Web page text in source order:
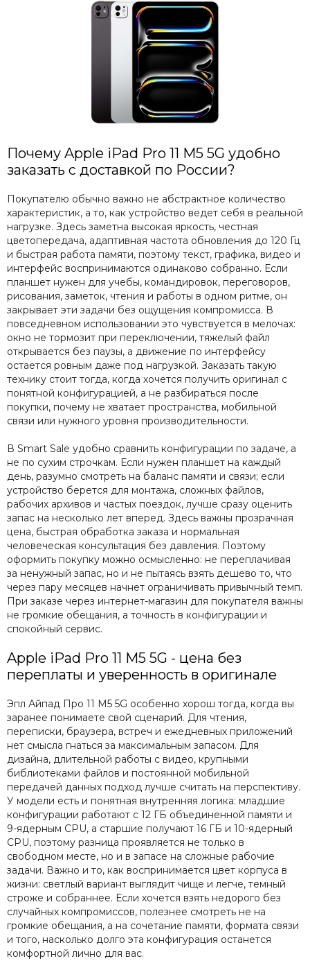
Почему Apple iPad Pro 11 M5 5G удобно
заказать с доставкой по России?
Покупателю обычно важно не абстрактное количество
характеристик, а то, как устройство ведет себя в реальной
нагрузке. Здесь заметна высокая яркость, честная
цветопередача, адаптивная частота обновления до 120 Гц
и быстрая работа памяти, поэтому текст, графика, видео и
интерфейс воспринимаются одинаково собранно. Если
планшет нужен для учебы, командировок, переговоров,
рисования, заметок, чтения и работы в одном ритме, он
закрывает эти задачи без ощущения компромисса. В
повседневном использовании это чувствуется в мелочах:
окно не тормозит при переключении, тяжелый файл
открывается без паузы, а движение по интерфейсу
остается ровным даже под нагрузкой. Заказать такую
технику стоит тогда, когда хочется получить оригинал с
понятной конфигурацией, а не разбираться после
покупки, почему не хватает пространства, мобильной
связи или нужного уровня производительности.
В Smart Sale удобно сравнить конфигурации по задаче, а
не по сухим строчкам. Если нужен планшет на каждый
день, разумно смотреть на баланс памяти и связи; если
устройство берется для монтажа, сложных файлов,
рабочих архивов и частых поездок, лучше сразу оценить
запас на несколько лет вперед. Здесь важны прозрачная
цена, быстрая обработка заказа и нормальная
человеческая консультация без давления. Поэтому
оформить покупку можно осмысленно: не переплачивая
за ненужный запас, но и не пытаясь взять дешево то, что
через пару месяцев начнет ограничивать привычный темп.
При заказе через интернет-магазин для покупателя важны
не громкие обещания, а точность в конфигурации и
спокойный сервис.
Apple iPad Pro 11 M5 5G - цена без
переплаты и уверенность в оригинале
Эпл Айпад Про 11 M5 5G особенно хорош тогда, когда вы
заранее понимаете свой сценарий. Для чтения,
переписки, браузера, встреч и ежедневных приложений
нет смысла гнаться за максимальным запасом. Для
дизайна, длительной работы с видео, крупными
библиотеками файлов и постоянной мобильной
передачей данных подход лучше считать на перспективу.
У модели есть и понятная внутренняя логика: младшие
конфигурации работают с 12 ГБ объединенной памяти и
9-ядерным CPU, а старшие получают 16 ГБ и 10-ядерный
CPU, поэтому разница проявляется не только в
свободном месте, но и в запасе на сложные рабочие
задачи. Важно и то, как воспринимается цвет корпуса в
жизни: светлый вариант выглядит чище и легче, темный
строже и собраннее. Если хочется взять недорого без
случайных компромиссов, полезнее смотреть не на
громкие обещания, а на сочетание памяти, формата связи
и того, насколько долго эта конфигурация останется
комфортной лично для вас.